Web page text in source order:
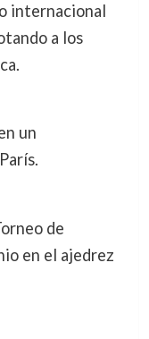
internacional
a los
un
de
en el ajedrez